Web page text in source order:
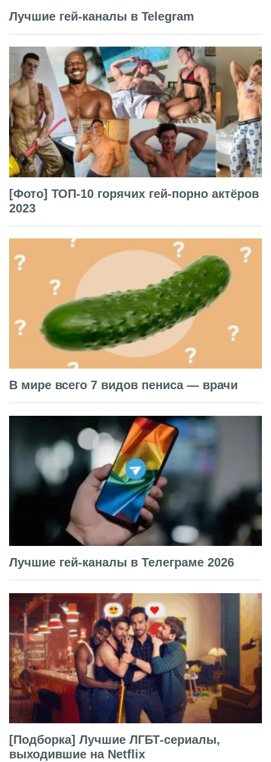
Лучшие гей-каналы в Telegram
[Фото] ТОП-10 горячих гей-порно актёров
2023
В мире всего 7 видов пениса — врачи
Лучшие гей-каналы в Телеграме 2026
[Подборка] Лучшие ЛГБТ-сериалы,
выходившие на Netflix